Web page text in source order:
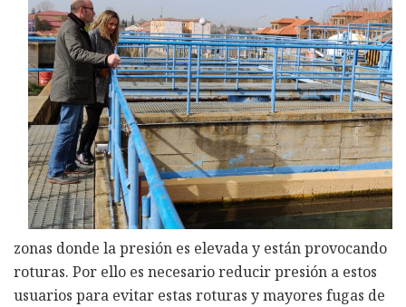
zonas donde la presión es elevada y están provocando
roturas. Por ello es necesario reducir presión a estos
usuarios para evitar estas roturas y mayores fugas de